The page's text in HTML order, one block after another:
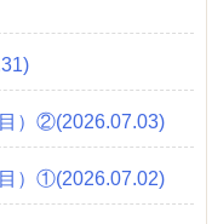
）②(2026.07.03)
）①(2026.07.02)